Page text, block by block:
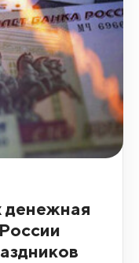
денежная